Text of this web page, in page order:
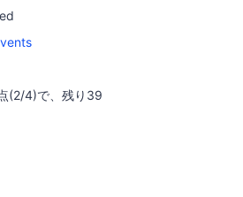
(2/4)で、残り39